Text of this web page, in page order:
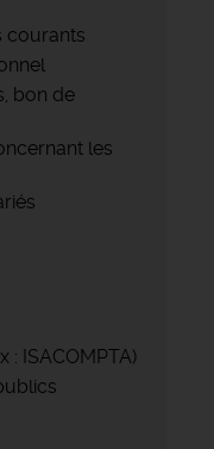
courants
bon de
les
: ISACOMPTA)